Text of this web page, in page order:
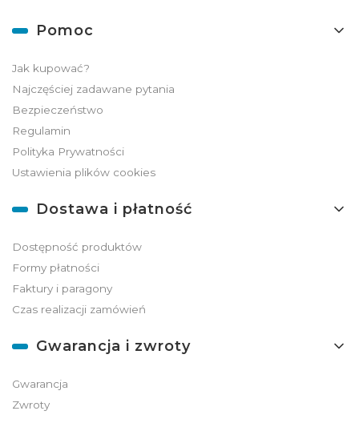
Linki w stopce
Pomoc
Jak kupować?
Najczęściej zadawane pytania
Bezpieczeństwo
Regulamin
Polityka Prywatności
Ustawienia plików cookies
Dostawa i płatność
Dostępność produktów
Formy płatności
Faktury i paragony
Czas realizacji zamówień
Gwarancja i zwroty
Gwarancja
Zwroty